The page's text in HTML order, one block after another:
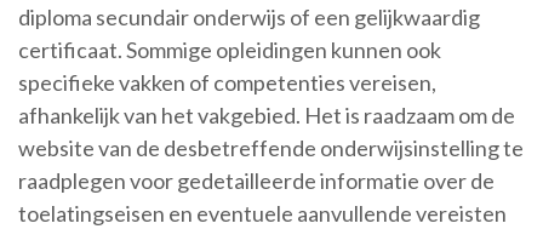
diploma secundair onderwijs of een gelijkwaardig
certificaat. Sommige opleidingen kunnen ook
specifieke vakken of competenties vereisen,
afhankelijk van het vakgebied. Het is raadzaam om de
website van de desbetreffende onderwijsinstelling te
raadplegen voor gedetailleerde informatie over de
toelatingseisen en eventuele aanvullende vereisten